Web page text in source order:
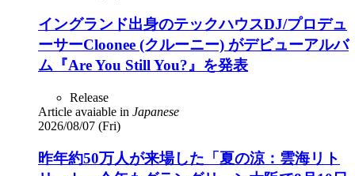
イングランド出身のテックハウスDJ/プロデュ
ーサーCloonee (クルーニー) がデビューアルバ
ム『Are You Still You?』を発表
Release
Article avaiable in Japanese
2026/08/07 (Fri)
昨年約50万人が来場した「夏の涼：雲海リト